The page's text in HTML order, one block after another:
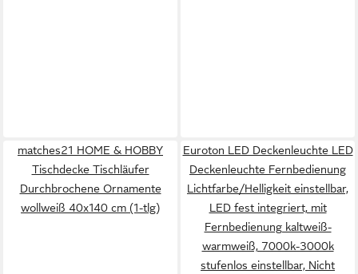
matches21 HOME & HOBBY
Tischdecke Tischläufer
Durchbrochene Ornamente
wollweiß 40x140 cm (1-tlg)
Euroton LED Deckenleuchte LED
Deckenleuchte Fernbedienung
Lichtfarbe/Helligkeit einstellbar,
LED fest integriert, mit
Fernbedienung kaltweiß-
warmweiß, 7000k-3000k
stufenlos einstellbar, Nicht